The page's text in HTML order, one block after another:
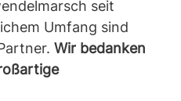
seit
Umfang sind
Wir bedanken